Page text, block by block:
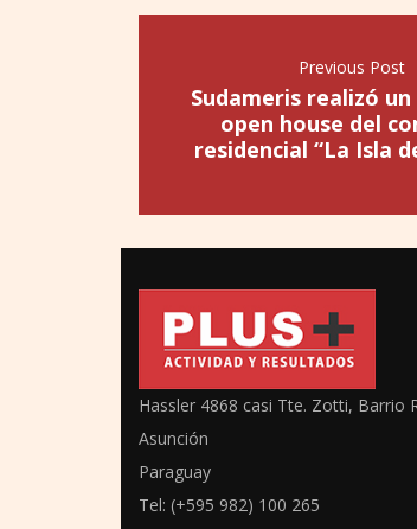
Previous Post
Sudameris realizó
open house del
residencial “La Isla
Hassler 4868 casi Tte. Zotti, Barrio
Asunción
Paraguay
Tel: (+595 982) 100 265